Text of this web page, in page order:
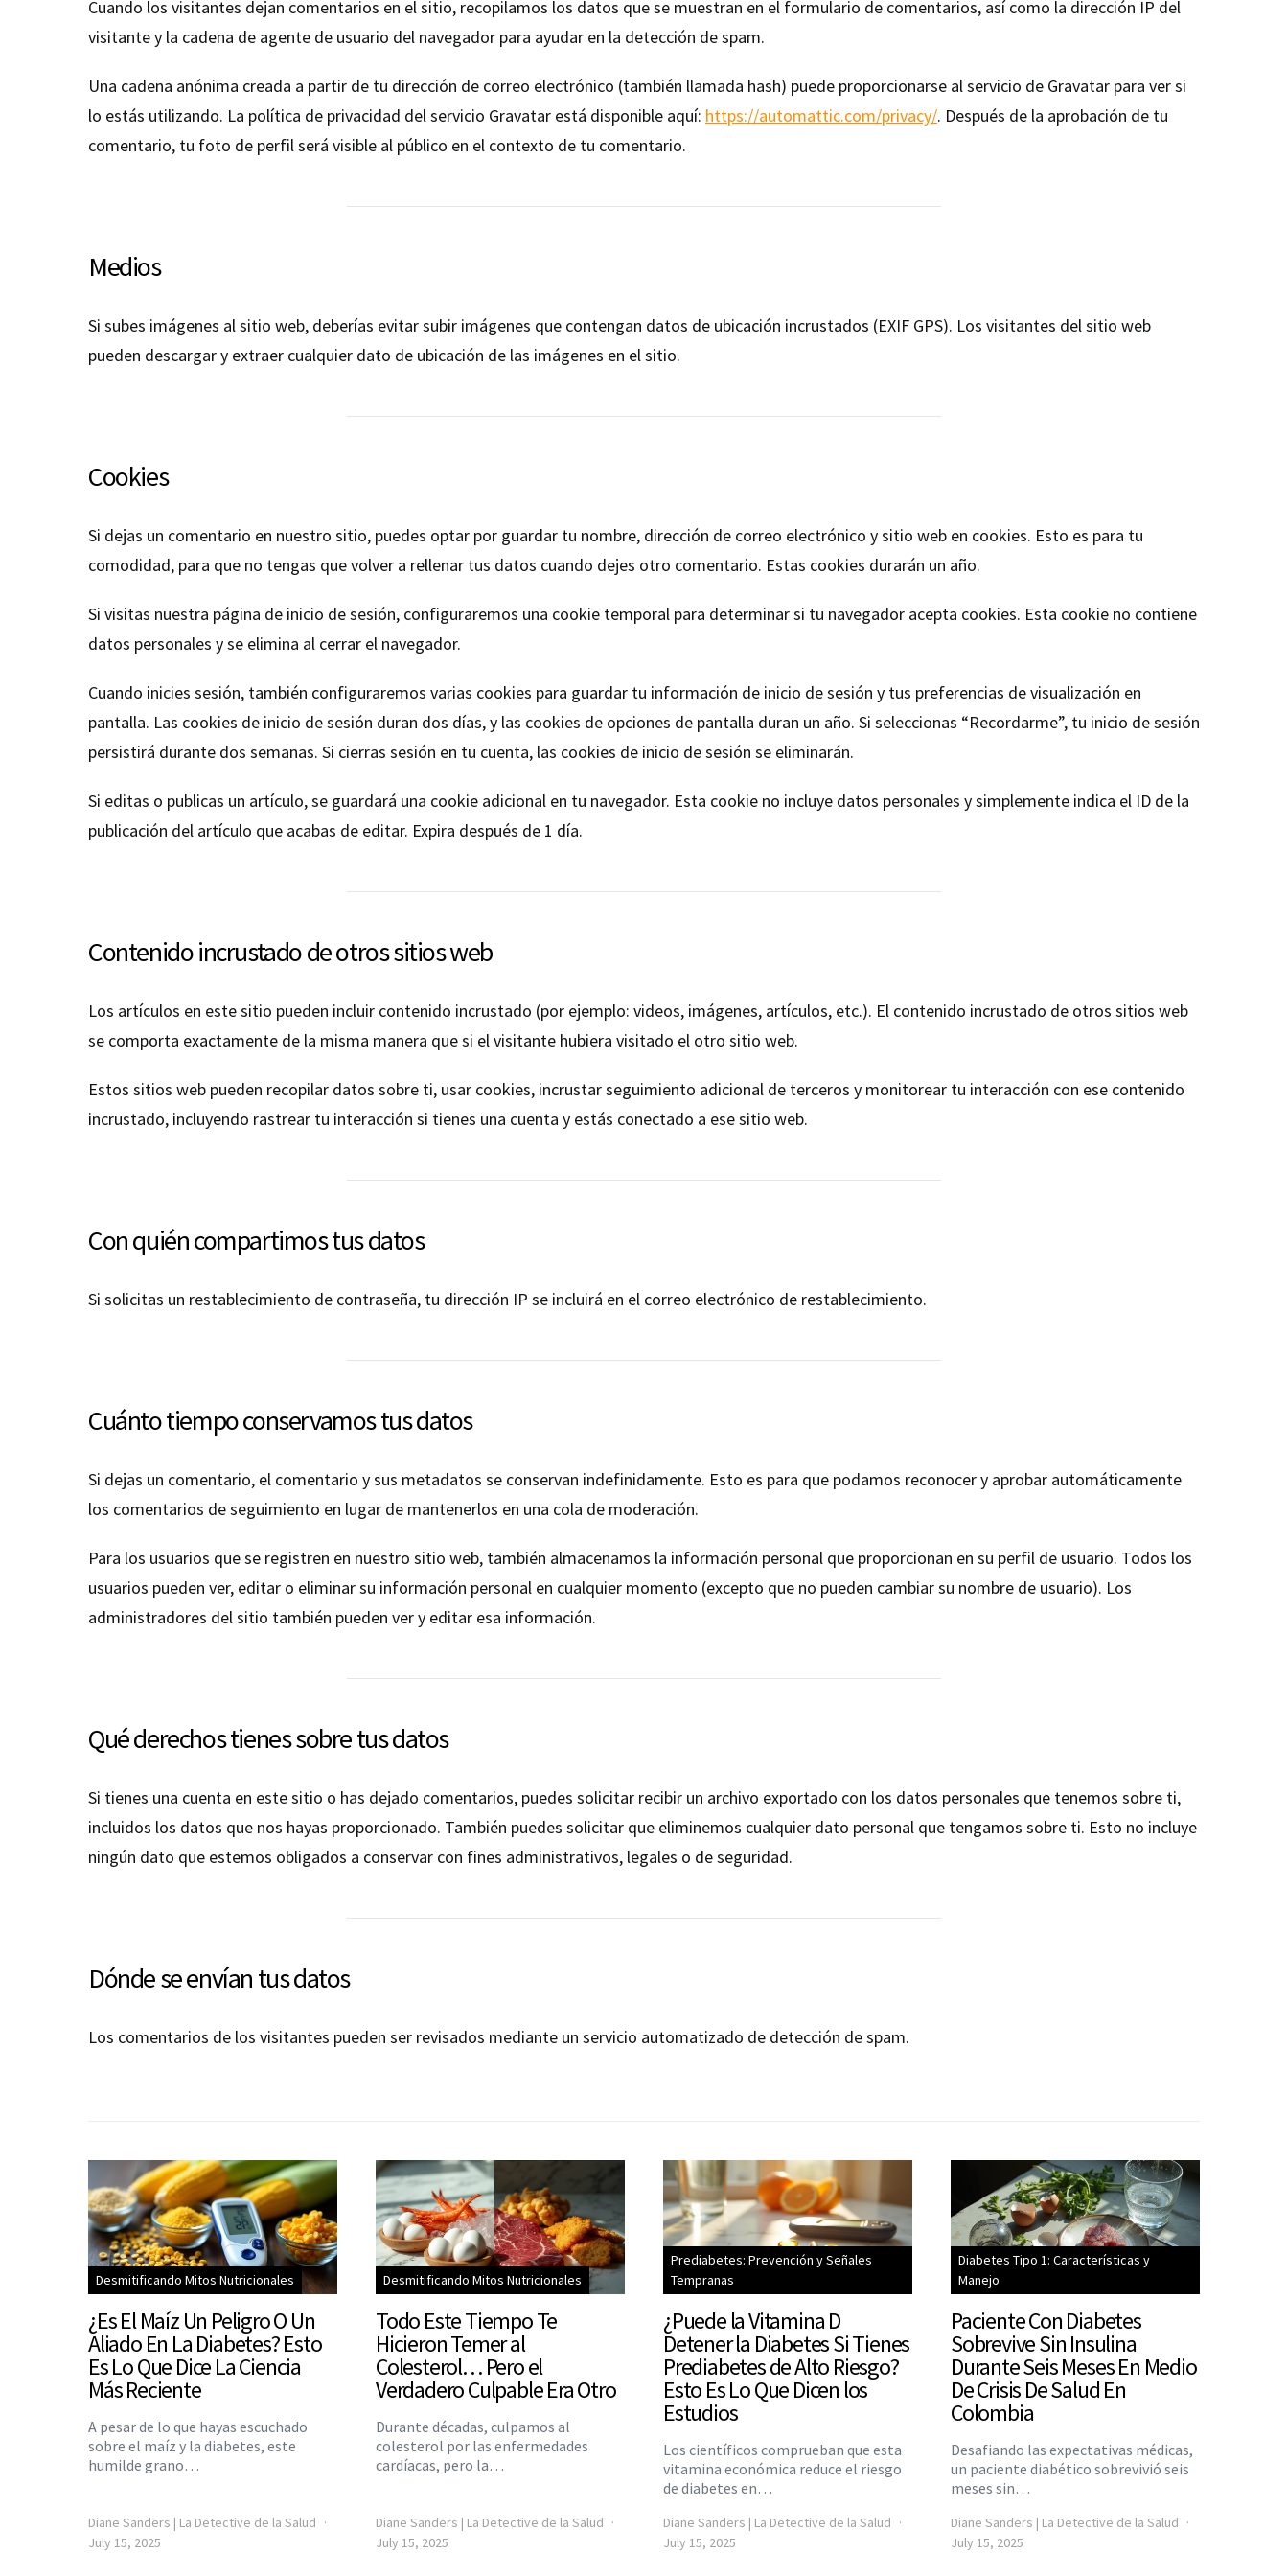
Cuando los visitantes dejan comentarios en el sitio, recopilamos los datos que se muestran en el formulario de comentarios, así como la dirección IP del
visitante y la cadena de agente de usuario del navegador para ayudar en la detección de spam.
Una cadena anónima creada a partir de tu dirección de correo electrónico (también llamada hash) puede proporcionarse al servicio de Gravatar para ver si
lo estás utilizando. La política de privacidad del servicio Gravatar está disponible aquí: https://automattic.com/privacy/. Después de la aprobación de tu
comentario, tu foto de perfil será visible al público en el contexto de tu comentario.
Medios
Si subes imágenes al sitio web, deberías evitar subir imágenes que contengan datos de ubicación incrustados (EXIF GPS). Los visitantes del sitio web
pueden descargar y extraer cualquier dato de ubicación de las imágenes en el sitio.
Cookies
Si dejas un comentario en nuestro sitio, puedes optar por guardar tu nombre, dirección de correo electrónico y sitio web en cookies. Esto es para tu
comodidad, para que no tengas que volver a rellenar tus datos cuando dejes otro comentario. Estas cookies durarán un año.
Si visitas nuestra página de inicio de sesión, configuraremos una cookie temporal para determinar si tu navegador acepta cookies. Esta cookie no contiene
datos personales y se elimina al cerrar el navegador.
Cuando inicies sesión, también configuraremos varias cookies para guardar tu información de inicio de sesión y tus preferencias de visualización en
pantalla. Las cookies de inicio de sesión duran dos días, y las cookies de opciones de pantalla duran un año. Si seleccionas “Recordarme”, tu inicio de sesión
persistirá durante dos semanas. Si cierras sesión en tu cuenta, las cookies de inicio de sesión se eliminarán.
Si editas o publicas un artículo, se guardará una cookie adicional en tu navegador. Esta cookie no incluye datos personales y simplemente indica el ID de la
publicación del artículo que acabas de editar. Expira después de 1 día.
Contenido incrustado de otros sitios web
Los artículos en este sitio pueden incluir contenido incrustado (por ejemplo: videos, imágenes, artículos, etc.). El contenido incrustado de otros sitios web
se comporta exactamente de la misma manera que si el visitante hubiera visitado el otro sitio web.
Estos sitios web pueden recopilar datos sobre ti, usar cookies, incrustar seguimiento adicional de terceros y monitorear tu interacción con ese contenido
incrustado, incluyendo rastrear tu interacción si tienes una cuenta y estás conectado a ese sitio web.
Con quién compartimos tus datos
Si solicitas un restablecimiento de contraseña, tu dirección IP se incluirá en el correo electrónico de restablecimiento.
Cuánto tiempo conservamos tus datos
Si dejas un comentario, el comentario y sus metadatos se conservan indefinidamente. Esto es para que podamos reconocer y aprobar automáticamente
los comentarios de seguimiento en lugar de mantenerlos en una cola de moderación.
Para los usuarios que se registren en nuestro sitio web, también almacenamos la información personal que proporcionan en su perfil de usuario. Todos los
usuarios pueden ver, editar o eliminar su información personal en cualquier momento (excepto que no pueden cambiar su nombre de usuario). Los
administradores del sitio también pueden ver y editar esa información.
Qué derechos tienes sobre tus datos
Si tienes una cuenta en este sitio o has dejado comentarios, puedes solicitar recibir un archivo exportado con los datos personales que tenemos sobre ti,
incluidos los datos que nos hayas proporcionado. También puedes solicitar que eliminemos cualquier dato personal que tengamos sobre ti. Esto no incluye
ningún dato que estemos obligados a conservar con fines administrativos, legales o de seguridad.
Dónde se envían tus datos
Los comentarios de los visitantes pueden ser revisados mediante un servicio automatizado de detección de spam.
Desmitificando Mitos Nutricionales
¿Es El Maíz Un Peligro O Un
Aliado En La Diabetes? Esto
Es Lo Que Dice La Ciencia
Más Reciente
A pesar de lo que hayas escuchado
sobre el maíz y la diabetes, este
humilde grano…
Diane Sanders | La Detective de la Salud
July 15, 2025
Desmitificando Mitos Nutricionales
Todo Este Tiempo Te
Hicieron Temer al
Colesterol… Pero el
Verdadero Culpable Era Otro
Durante décadas, culpamos al
colesterol por las enfermedades
cardíacas, pero la…
Diane Sanders | La Detective de la Salud
July 15, 2025
Prediabetes: Prevención y Señales
Tempranas
¿Puede la Vitamina D
Detener la Diabetes Si Tienes
Prediabetes de Alto Riesgo?
Esto Es Lo Que Dicen los
Estudios
Los científicos comprueban que esta
vitamina económica reduce el riesgo
de diabetes en…
Diane Sanders | La Detective de la Salud
July 15, 2025
Diabetes Tipo 1: Características y
Manejo
Paciente Con Diabetes
Sobrevive Sin Insulina
Durante Seis Meses En Medio
De Crisis De Salud En
Colombia
Desafiando las expectativas médicas,
un paciente diabético sobrevivió seis
meses sin…
Diane Sanders | La Detective de la Salud
July 15, 2025